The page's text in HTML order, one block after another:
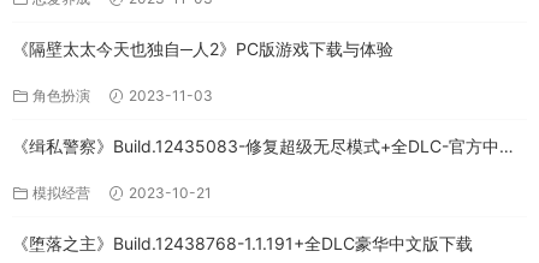
《隔壁太太今天也独自─人2》PC版游戏下载与体验
角色扮演 2023-11-03
《缉私警察》Build.12435083-修复超级无尽模式+全DLC-官方中文-
模拟经营 2023-10-21
《堕落之主》Build.12438768-1.1.191+全DLC豪华中文版下载